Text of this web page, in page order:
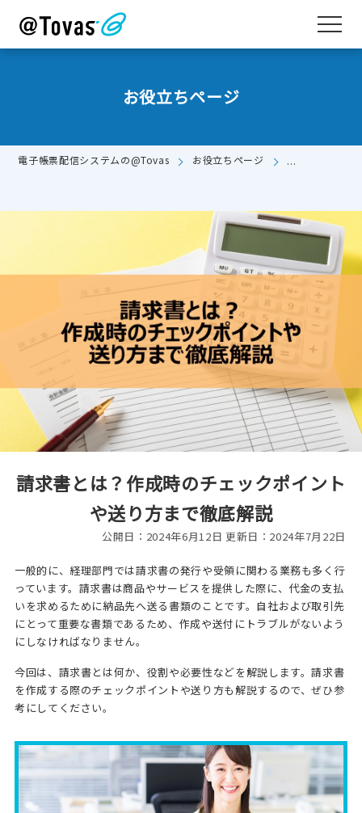
お役立ちページ
電子帳票配信システムの@Tovas お役立ちページ
請求書とは？作成時のチェックポイント
や送り方まで徹底解説
公開日：2024年6月12日 更新日：2024年7月22日
一般的に、経理部門では請求書の発行や受領に関わる業務も多く行
っています。請求書は商品やサービスを提供した際に、代金の支払
いを求めるために納品先へ送る書類のことです。自社および取引先
にとって重要な書類であるため、作成や送付にトラブルがないよう
にしなければなりません。
今回は、請求書とは何か、役割や必要性などを解説します。請求書
を作成する際のチェックポイントや送り方も解説するので、ぜひ参
考にしてください。